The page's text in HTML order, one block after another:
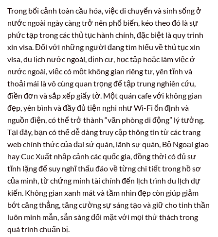
Trong bối cảnh toàn cầu hóa, việc di chuyển và sinh sống ở
nước ngoài ngày càng trở nên phổ biến, kéo theo đó là sự
phức tạp trong các thủ tục hành chính, đặc biệt là quy trình
xin visa. Đối với những người đang tìm hiểu về thủ tục xin
visa, du lịch nước ngoài, định cư, học tập hoặc làm việc ở
nước ngoài, việc có một không gian riêng tư, yên tĩnh và
thoải mái là vô cùng quan trọng để tập trung nghiên cứu,
điền đơn và sắp xếp giấy tờ. Một quán cafe với không gian
đẹp, yên bình và đầy đủ tiện nghi như Wi-Fi ổn định và
nguồn điện, có thể trở thành “văn phòng di động” lý tưởng.
Tại đây, bạn có thể dễ dàng truy cập thông tin từ các trang
web chính thức của đại sứ quán, lãnh sự quán, Bộ Ngoại giao
hay Cục Xuất nhập cảnh các quốc gia, đồng thời có đủ sự
tĩnh lặng để suy nghĩ thấu đáo về từng chi tiết trong hồ sơ
của mình, từ chứng minh tài chính đến lịch trình du lịch dự
kiến. Không gian xanh mát và tầm nhìn đẹp còn giúp giảm
bớt căng thẳng, tăng cường sự sáng tạo và giữ cho tinh thần
luôn minh mẫn, sẵn sàng đối mặt với mọi thử thách trong
quá trình chuẩn bị.